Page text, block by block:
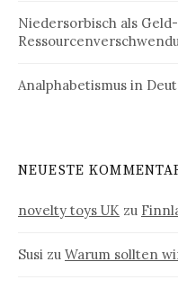
Niedersorbisch als
Analphabetismus in
NEUESTE
novelty toys UK zu
Susi zu Warum sollten